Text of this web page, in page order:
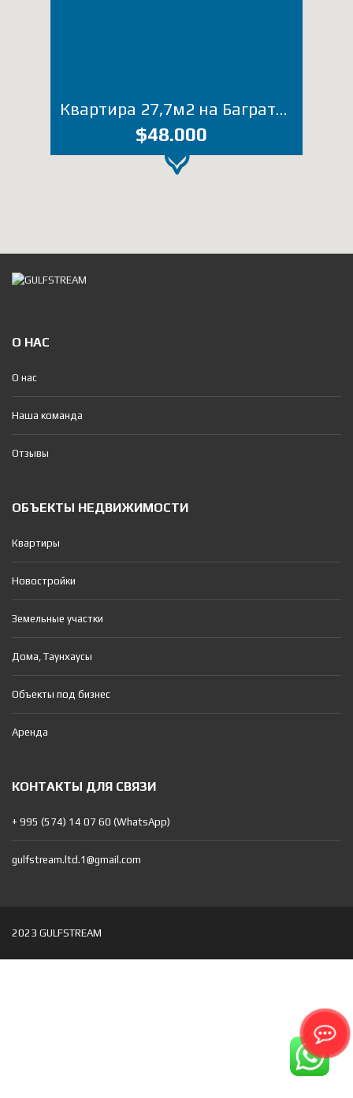
Квартира 27,7м2 на Багратиони (Лот 2657ИН)
$48.000
О НАС
О нас
Наша команда
Отзывы
ОБЪЕКТЫ НЕДВИЖИМОСТИ
Квартиры
Новостройки
Земельные участки
Дома, Таунхаусы
Объекты под бизнес
Аренда
КОНТАКТЫ ДЛЯ СВЯЗИ
+ 995 (574) 14 07 60 (WhatsApp)
gulfstream.ltd.1@gmail.com
2023 GULFSTREAM